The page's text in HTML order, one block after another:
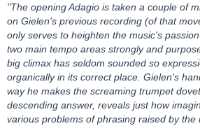
"The opening Adagio is taken a couple of
on Gielen's previous recording (of that
only serves to heighten the music's
two main tempo areas strongly and
big climax has seldom sounded so
organically in its correct place. Gielen's
way he makes the screaming trumpet
descending answer, reveals just how
various problems of phrasing raised by the